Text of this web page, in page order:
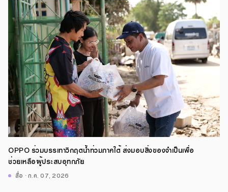
OPPO ร่วมบรรเทาวิกฤตน้ำท่วมภาคใต้ ส่งมอบสิ่งของจำเป็นเพื่อ
ช่วยเหลือผู้ประสบอุทกภัย
สื่อ · ก.ค. 07, 2026